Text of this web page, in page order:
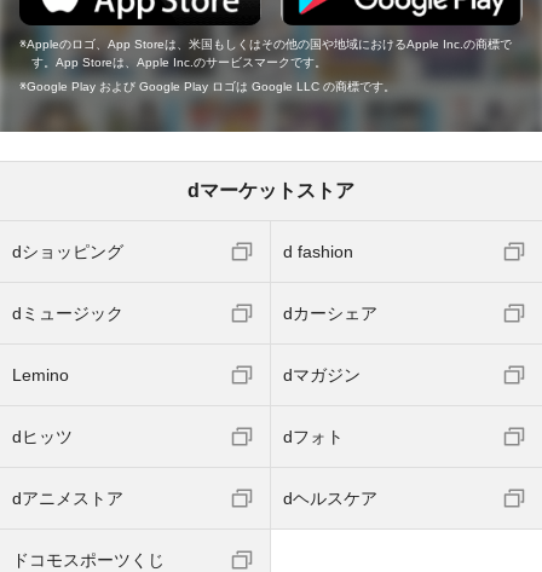
Appleのロゴ、App Storeは、米国もしくはその他の国や地域におけるApple Inc.の商標で
す。App Storeは、Apple Inc.のサービスマークです。
Google Play および Google Play ロゴは Google LLC の商標です。
dマーケットストア
dショッピング d fashion
dミュージック dカーシェア
Lemino dマガジン
dヒッツ dフォト
dアニメストア dヘルスケア
ドコモスポーツくじ